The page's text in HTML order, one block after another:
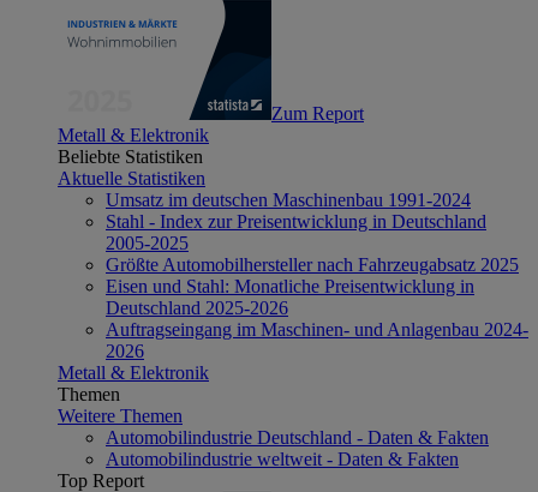
Zum Report
Metall & Elektronik
Beliebte Statistiken
Aktuelle Statistiken
Umsatz im deutschen Maschinenbau 1991-2024
Stahl - Index zur Preisentwicklung in Deutschland
2005-2025
Größte Automobilhersteller nach Fahrzeugabsatz 2025
Eisen und Stahl: Monatliche Preisentwicklung in
Deutschland 2025-2026
Auftragseingang im Maschinen- und Anlagenbau 2024-
2026
Metall & Elektronik
Themen
Weitere Themen
Automobilindustrie Deutschland - Daten & Fakten
Automobilindustrie weltweit - Daten & Fakten
Top Report